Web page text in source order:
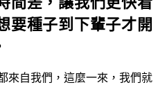
要種子到下輩子才開
來自我們，這麼一來，我們就